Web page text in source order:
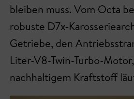
bleiben muss. Vom Octa
robuste D7x-
Getriebe, den
Liter-V8-Twin-Turbo-
nachhaltigem Kraftstoff